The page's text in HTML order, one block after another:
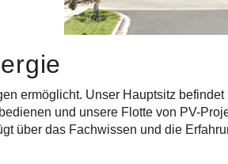
ermöglicht. Unser Hauptsitz
und unsere Flotte von PV-
über das Fachwissen und die